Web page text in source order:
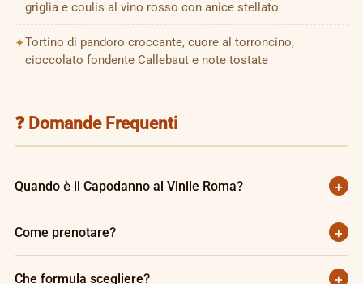
griglia e coulis al vino rosso con anice stellato
Tortino di pandoro croccante, cuore al torroncino,
cioccolato fondente Callebaut e note tostate
❓ Domande Frequenti
Quando è il Capodanno al Vinile Roma? +
Come prenotare?
+
Che formula scegliere? +